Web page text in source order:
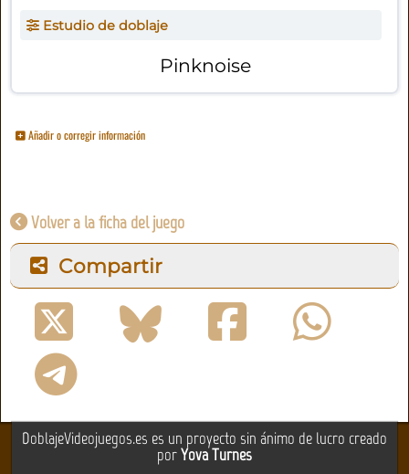
Estudio de doblaje
Pinknoise
Añadir o corregir información
Volver a la ficha del juego
Compartir
DoblajeVideojuegos.es es un proyecto sin ánimo de lucro creado
porYova Turnes